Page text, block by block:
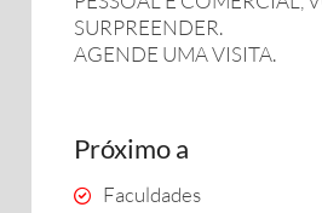
SURPREENDER.
AGENDE UMA VISITA.
Próximo a
Faculdades